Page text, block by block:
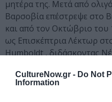
CultureNow.gr - Do Not
Information
μητέρα της. Μετά από
Βαρσοβία επέστρεψε στο
και από τον Οκτώβριο του
ως Επισκέπτρια Λέκτωρ
Humboldt , διδάσκοντας
επισκεπτόταν την Ιταλία